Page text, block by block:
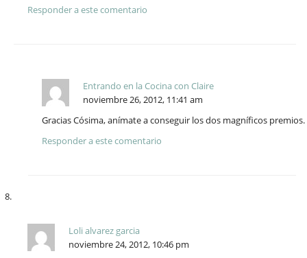
Responder a este comentario
Entrando en la Cocina con Claire
noviembre 26, 2012, 11:41 am
Gracias Cósima, anímate a conseguir los dos magníficos premios.
Responder a este comentario
Loli alvarez garcia
noviembre 24, 2012, 10:46 pm